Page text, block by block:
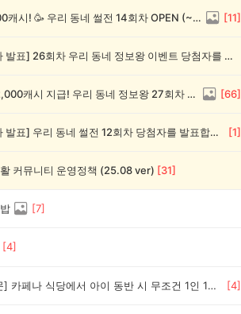
전원 1,000캐시! 🥳 우리 동네 썰전 14회차 OPEN (~8/17) [11]
💰[당첨자 발표] 26회차 우리 동네 정보왕 이벤트 당첨자를 발표합니다!
💸 전원 2,000캐시 지급! 우리 동네 정보왕 27회차 (~8/10) [66]
💰[당첨자 발표] 우리 동네 썰전 12회차 당첨자를 발표합니다! [1]
커뮤니티 운영정책 (25.08 ver) [31]
[7]
[4]
[동네질문] 카페나 식당에서 아이 동반 시 무조건 1인 1메뉴, 이건 문제다 vs 괜찮다? [4]